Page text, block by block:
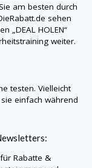
am besten durch
sehen
„DEAL HOLEN“
weiter.
testen. Vielleicht
einfach während
Rabatte &